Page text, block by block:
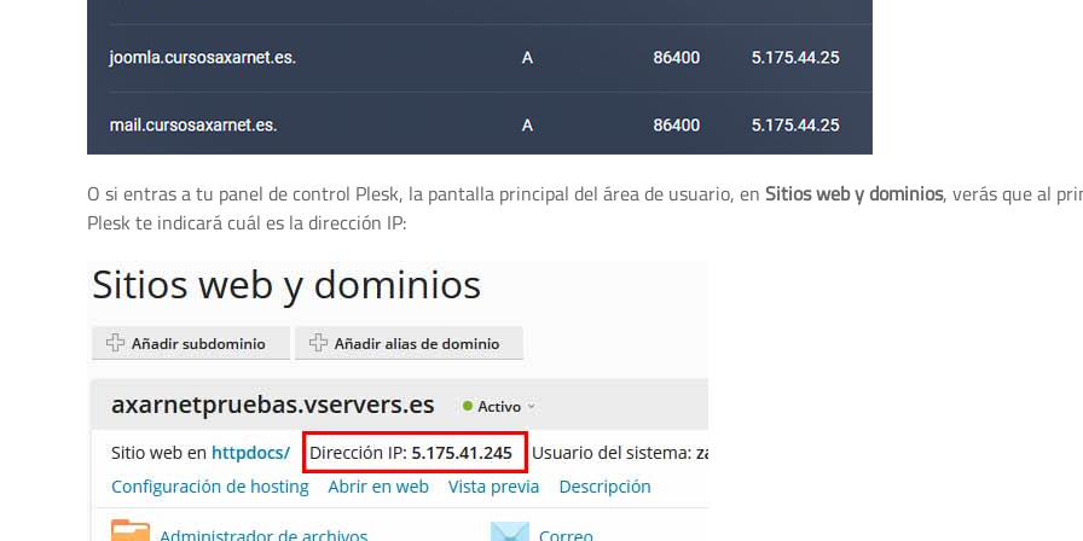
O si entras a tu panel de control Plesk, la pantalla principal del área de usuario, enSitios web y dominios, verás que al
Plesk te indicará cuál es la dirección IP: